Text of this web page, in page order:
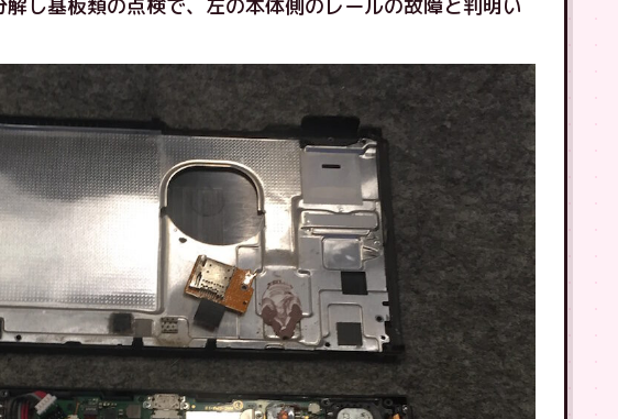
し基板類の点検で、左の本体側のレールの故障と判明い